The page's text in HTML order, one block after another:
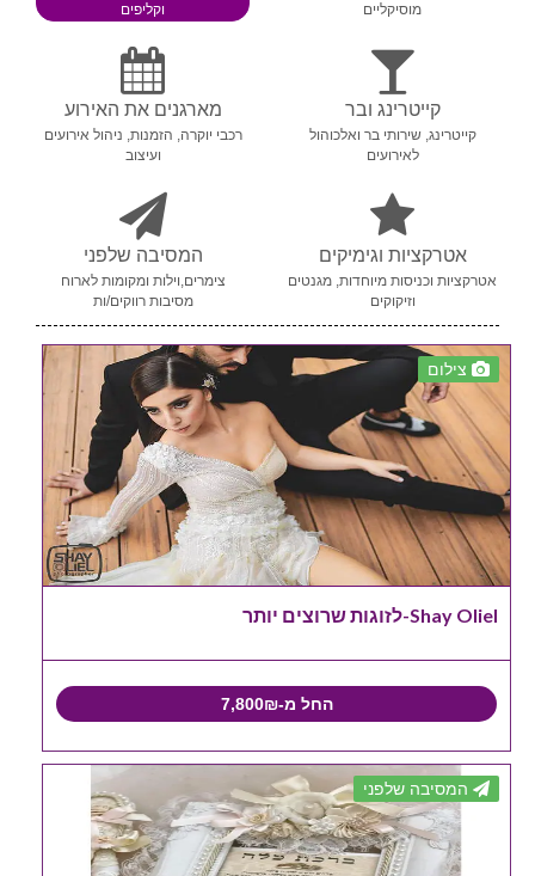
מוסיקליים
וקליפים
קייטרינג ובר
קייטרינג, שירותי בר ואלכוהול
לאירועים
מארגנים את האירוע
רכבי יוקרה, הזמנות, ניהול אירועים
ועיצוב
אטרקציות וגימיקים
אטרקציות וכניסות מיוחדות, מגנטים
וזיקוקים
המסיבה שלפני
צימרים,וילות ומקומות לארוח
מסיבות רווקים/ות
צילום
Shay Oliel-לזוגות שרוצים יותר
החל מ-7,800₪
המסיבה שלפני